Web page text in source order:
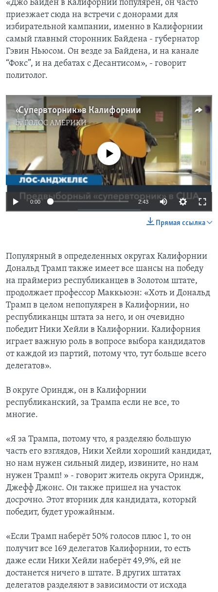
«Джо Байден в Калифорнии популярен, он часто
приезжает сюда на встречи с донорами для
избирательной кампании, именно в Калифорнии
самый главный сторонник Байдена - губернатор
Гэвин Ньюсом. Он везде за Байдена, и на канале
“Фокс”, и на дебатах с Десантисом», - говорит
политолог.
«Супервторник» в Калифорнии
byГОЛОС АМЕРИКИ
No media source currently available
0:00 2:43
Прямая ссылка
Популярный в определенных округах Калифорнии
Дональд Трамп также имеет все шансы на победу
на праймериз республиканцев в Золотом штате,
продолжает профессор Маккьюэн: «Хоть и Дональд
Трамп в целом непопулярен в Калифорнии, но
республиканцы штата за него, и он очевидно
победит Ники Хейли в Калифорнии. Калифорния
играет важную роль в вопросе выбора кандидатов
от каждой из партий, потому что, тут больше всего
делегатов».
В округе Ориндж, он в Калифорнии
республиканский, за Трампа если не все, то
многие.
«Я за Трампа, потому что, я разделяю большую
часть его взглядов, Ники Хейли хороший кандидат,
но нам нужен сильный лидер, извините, но нам
нужен Трамп! » - говорит житель округа Ориндж,
Джефф Джонс. Он также пришел на участок
досрочно. Этот вторник для кандидата, который
победит, будет урожайным.
«Если Трамп наберёт 50% голосов плюс 1, то он
получит все 169 делегатов Калифорнии, то есть
даже если Ники Хейли наберёт 49,9%, ей не
достанется ничего в штате. В других штатах
делегатов разделяют в зависимости от исхода